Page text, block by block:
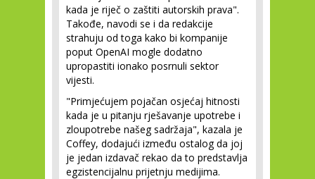
kada je riječ o zaštiti autorskih prava".
Takođe, navodi se i da redakcije
strahuju od toga kako bi kompanije
poput OpenAI mogle dodatno
upropastiti ionako posrnuli sektor
vijesti.
"Primjećujem pojačan osjećaj hitnosti
kada je u pitanju rješavanje upotrebe i
zloupotrebe našeg sadržaja", kazala je
Coffey, dodajući između ostalog da joj
je jedan izdavač rekao da to predstavlja
egzistencijalnu prijetnju medijima.